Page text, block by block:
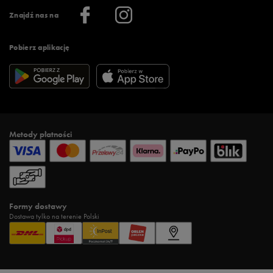
Znajdź nas na
Pobierz aplikację
Więcej regulaminów >
Informacje o firmie
Metody płatności
Formy dostawy
Dostawa tylko na terenie Polski